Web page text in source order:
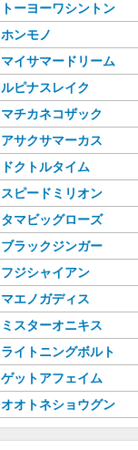
トーヨーワシントン
ホンモノ
マイサマードリーム
ルピナスレイク
マチカネコザック
アサクサマーカス
ドクトルタイム
スピードミリオン
タマビッグローズ
ブラックジンガー
フジシャイアン
マエノガディス
ミスターオニキス
ライトニングボルト
ゲットアフェイム
オオトネショウグン